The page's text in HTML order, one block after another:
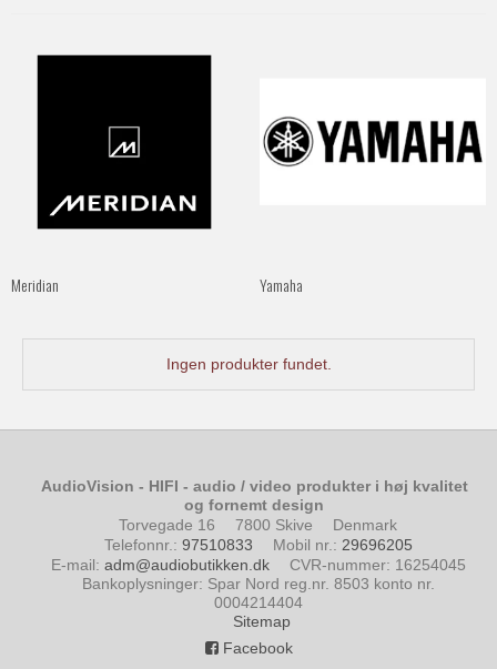
Meridian Yamaha
Ingen produkter fundet.
AudioVision - HIFI - audio / video produkter i høj kvalitet
og fornemt design
Torvegade 16
7800 Skive
Denmark
Telefonnr. : 97510833 Mobil nr. : 29696205
E-mail: adm@audiobutikken.dk CVR-nummer: 16254045
Bankoplysninger: Spar Nord reg.nr. 8503 konto nr.
0004214404
Sitemap
Facebook